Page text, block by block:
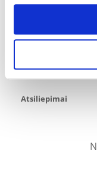
Kokios yra prekių
Produktą gali vertinti
įsigijo. Žvaigždučių
Patikrinę
atsiliepimus.
Atsiliepimai